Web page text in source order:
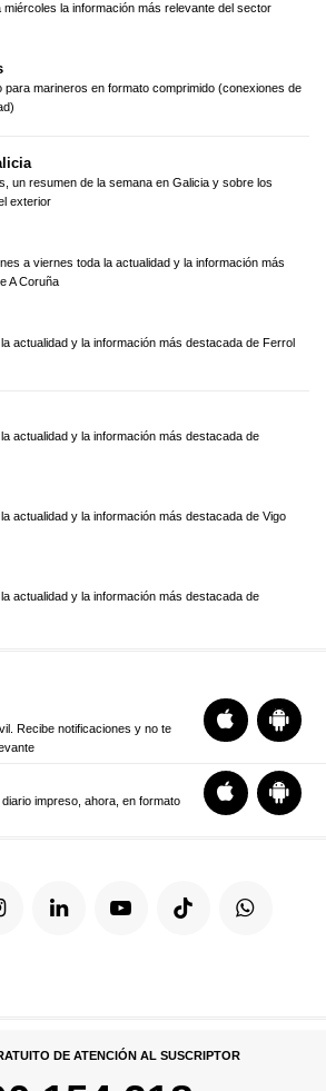
miércoles la información más relevante del sector
para marineros en formato comprimido (conexiones de
un resumen de la semana en Galicia y sobre los
exterior
a viernes toda la actualidad y la información más
A Coruña
actualidad y la información más destacada de Ferrol
actualidad y la información más destacada de
actualidad y la información más destacada de Vigo
actualidad y la información más destacada de
Recibe notificaciones y no te
impreso, ahora, en formato
DE ATENCIÓN AL SUSCRIPTOR